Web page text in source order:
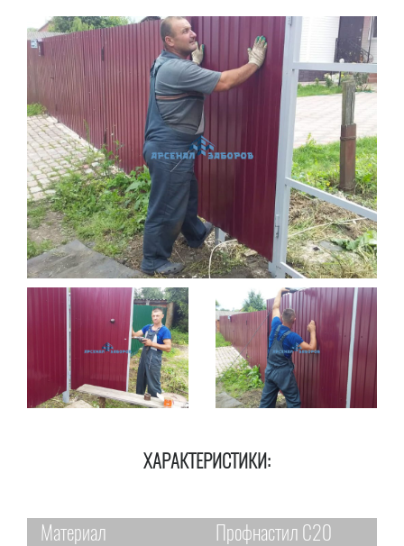
ХАРАКТЕРИСТИКИ:
Материал
Профнастил С20